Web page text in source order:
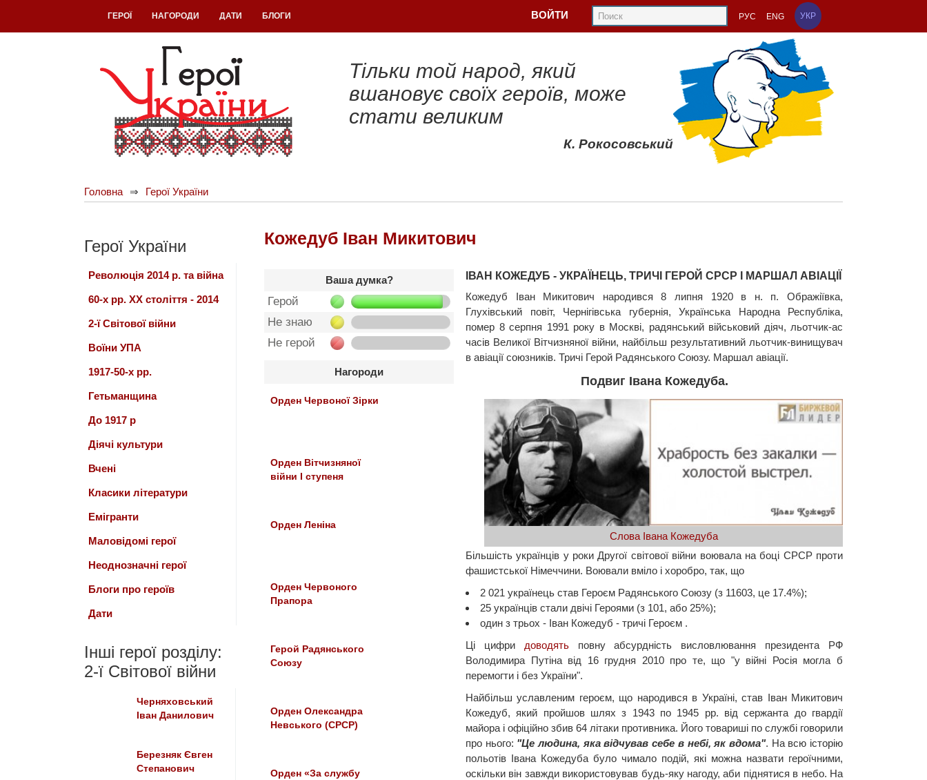
ГЕРОЇ НАГОРОДИ ДАТИ БЛОГИ ВОЙТИ РУС ENG УКР
Тільки той народ, який
вшановує своїх героїв, може
стати великим
К. Рокосовський
Головна Герої України
Кожедуб Іван Микитович
Ваша думка?
Герой
Не знаю
Не герой
Нагороди
Орден Червоної Зірки
Орден Вітчизняної
війни І ступеня
Орден Леніна
Орден Червоного
Прапора
Герой Радянського
Союзу
Орден Олександра
Невського (СРСР)
Орден «За службу
ІВАН КОЖЕДУБ - УКРАЇНЕЦЬ, ТРИЧІ ГЕРОЙ СРСР І МАРШАЛ АВІАЦІЇ
Кожедуб Іван Микитович народився 8 липня 1920 в н. п. Ображіївка,
Глухівський повіт, Чернігівська губернія, Українська Народна Республіка,
помер 8 серпня 1991 року в Москві, радянський військовий діяч, льотчик-ас
часів Великої Вітчизняної війни, найбільш результативний льотчик-винищувач
в авіації союзників. Тричі Герой Радянського Союзу. Маршал авіації.
Подвиг Івана Кожедуба.
Слова Івана Кожедуба
Більшість українців у роки Другої світової війни воювала на боці СРСР проти
фашистської Німеччини. Воювали вміло і хоробро, так, що
2 021 українець став Героєм Радянського Союзу (з 11603, це 17.4%);
25 українців стали двічі Героями (з 101, або 25%);
один з трьох - Іван Кожедуб - тричі Героєм .
Ці цифри доводятьповну абсурдність висловлювання президента РФ
Володимира Путіна від 16 грудня 2010 про те, що "у війні Росія могла б
перемогти і без України".
Найбільш уславленим героєм, що народився в Україні, став Іван Микитович
Кожедуб, який пройшов шлях з 1943 по 1945 рр. від сержанта до гвардії
майора і офіційно збив 64 літаки противника. Його товариші по службі говорили
про нього: "Це людина, яка відчував себе в небі, як вдома". На всю історію
польотів Івана Кожедуба було чимало подій, які можна назвати героїчними,
оскільки він завжди використовував будь-яку нагоду, аби піднятися в небо. На
Герої України
Революція 2014 р. та війна
60-х рр. ХХ століття - 2014
2-ї Світової війни
Воїни УПА
1917-50-х рр.
Гетьманщина
До 1917 р
Діячі культури
Вчені
Класики літератури
Емігранти
Маловідомі герої
Неоднозначні герої
Блоги про героїв
Дати
Інші герої розділу:
2-ї Світової війни
Черняховський
Іван Данилович
Березняк Євген
Степанович